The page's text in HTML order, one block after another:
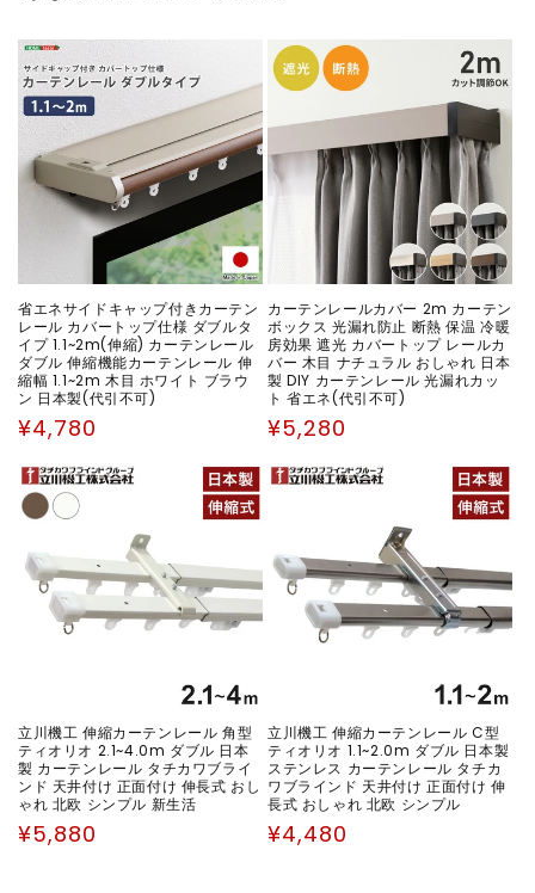
省エネサイドキャップ付きカーテン
レール カバートップ仕様 ダブルタ
イプ 1.1~2m(伸縮) カーテンレール
ダブル 伸縮機能カーテンレール 伸
縮幅 1.1~2m 木目 ホワイト ブラウ
ン 日本製(代引不可)
通
価
格
¥4,780
カーテンレールカバー 2m カーテン
ボックス 光漏れ防止 断熱 保温 冷暖
房効果 遮光 カバートップ レールカ
バー 木目 ナチュラル おしゃれ 日本
製 DIY カーテンレール 光漏れカッ
ト 省エネ(代引不可)
通
価
¥5,280
立川機工 伸縮カーテンレール 角型
ティオリオ 2.1~4.0m ダブル 日本
製 カーテンレール タチカワブライ
ンド 天井付け 正面付け 伸長式 おし
ゃれ 北欧 シンプル 新生活
通
¥5,880
立川機工 伸縮カーテンレール C型
ティオリオ 1.1~2.0m ダブル 日本製
ステンレス カーテンレール タチカ
ワブラインド 天井付け 正面付け 伸
長式 おしゃれ 北欧 シンプル
通
¥4,480